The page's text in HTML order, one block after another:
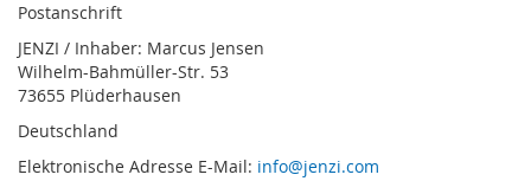
Postanschrift
JENZI / Inhaber: Marcus Jensen
Wilhelm-Bahmüller-Str. 53
73655 Plüderhausen
Deutschland
Elektronische Adresse E-Mail: info@jenzi.com